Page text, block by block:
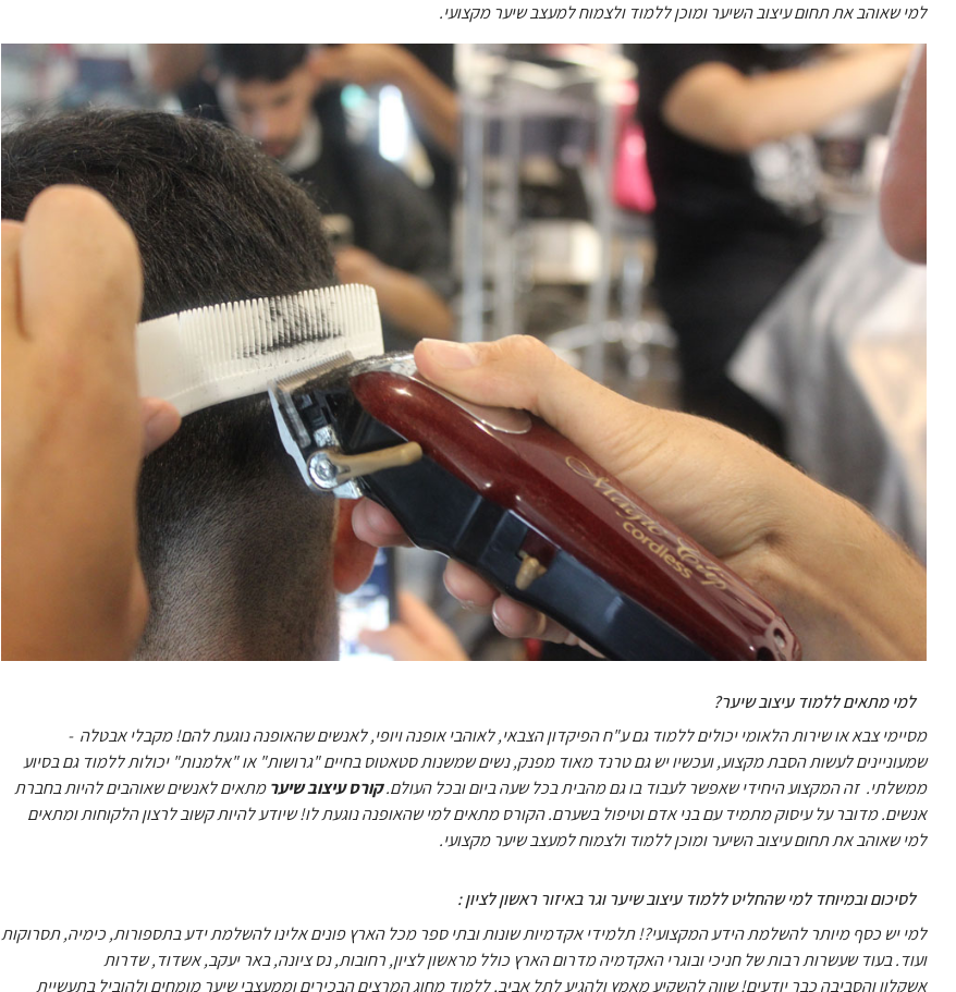
למי שאוהב את תחום עיצוב השיער ומוכן ללמוד ולצמוח למעצב שיער מקצועי.
למי מתאים ללמוד עיצוב שיער?
מסיימי צבא או שירות הלאומי יכולים ללמוד גם ע"ח הפיקדון הצבאי, לאוהבי אופנה ויופי, לאנשים שהאופנה נוגעת להם! מקבלי אבטלה -
שמעוניינים לעשות הסבת מקצוע, ועכשיו יש גם טרנד מאוד מפנק, נשים שמשנות סטאטוס בחיים "גרושות" או "אלמנות" יכולות ללמוד גם בסיוע
ממשלתי. זה המקצוע היחידי שאפשר לעבוד בו גם מהבית בכל שעה ביום ובכל העולם.קורס עיצוב שיערמתאים לאנשים שאוהבים להיות בחברת
אנשים. מדובר על עיסוק מתמיד עם בני אדם וטיפול בשערם. הקורס מתאים למי שהאופנה נוגעת לו! שיודע להיות קשוב לרצון הלקוחות ומתאים
למי שאוהב את תחום עיצוב השיער ומוכן ללמוד ולצמוח למעצב שיער מקצועי.
לסיכום ובמיוחד למי שהחליט ללמוד עיצוב שיער וגר באיזור ראשון לציון :
למי יש כסף מיותר להשלמת הידע המקצועי?! תלמידי אקדמיות שונות ובתי ספר מכל הארץ פונים אלינו להשלמת ידע בתספורות, כימיה, תסרוקות
ועוד. בעוד שעשרות רבות של חניכי ובוגרי האקדמיה מדרום הארץ כולל מראשון לציון, רחובות, נס ציונה, באר יעקב, אשדוד, שדרות
אשקלון והסביבה כבר יודעים! שווה להשקיע מאמץ ולהגיע לתל אביב, ללמוד מחוג המרצים הבכירים וממעצבי שיער מומחים ולהוביל בתעשיית